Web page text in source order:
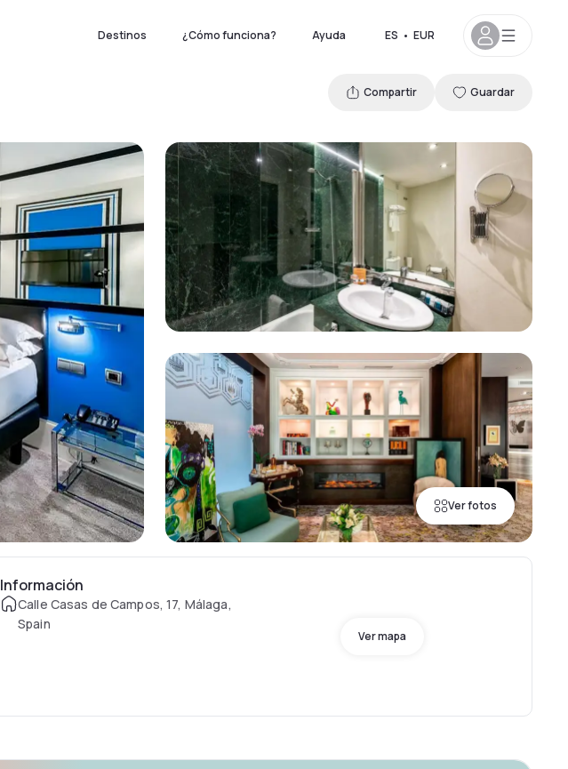
Destinos ¿Cómo funciona? Ayuda ES • EUR
Ver fotos
Compartir Guardar
Información
Calle Casas de Campos, 17, Málaga,
Spain
Ver mapa